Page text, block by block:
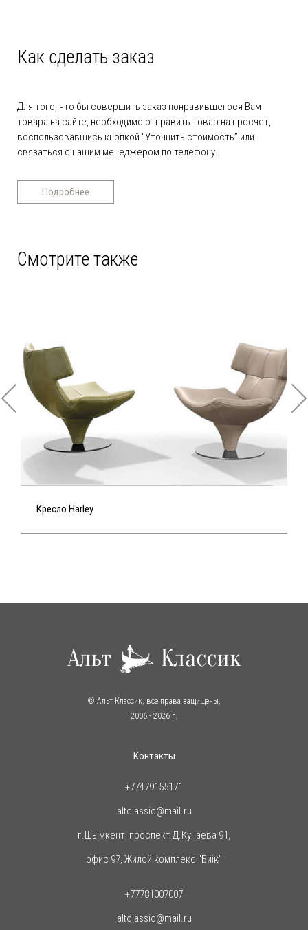
Как сделать заказ
Для того, что бы совершить заказ понравившегося Вам
товара на сайте, необходимо отправить товар на просчет,
воспользовавшись кнопкой “Уточнить стоимость” или
связаться с нашим менеджером по телефону.
Подробнее
Смотрите также
Кресло Harley
© Альт Классик, все права защищены,
2006 - 2026 г.
Контакты
+77479155171
altclassic@mail.ru
г.Шымкент, проспект Д.Кунаева 91,
офис 97, Жилой комплекс "Биiк"
+77781007007
altclassic@mail.ru